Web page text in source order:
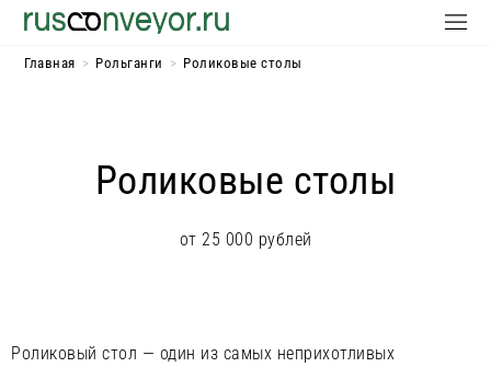
Главная > Рольганги > Роликовые столы
Роликовые столы
от 25 000 рублей
Роликовый стол — один из самых неприхотливых